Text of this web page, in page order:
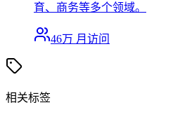
育、商务等多个领域。
46万 月访问
相关标签